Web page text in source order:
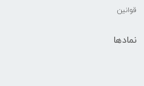
قوانین
نمادها